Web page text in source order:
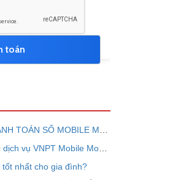
nhất cho gia đình?